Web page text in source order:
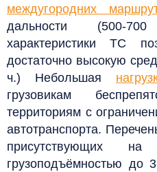
междугородних
дальности (500-
характеристики ТС
достаточно высокую
ч.) Небольшая
грузовикам
территориям с
автотранспорта.
присутствующих
грузоподъёмностью до